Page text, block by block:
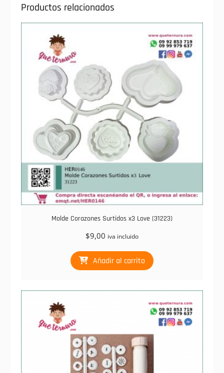
Productos relacionados
Molde Corazones Surtidos x3 Love (31223)
$9,00 iva incluido
Añadir al carrito